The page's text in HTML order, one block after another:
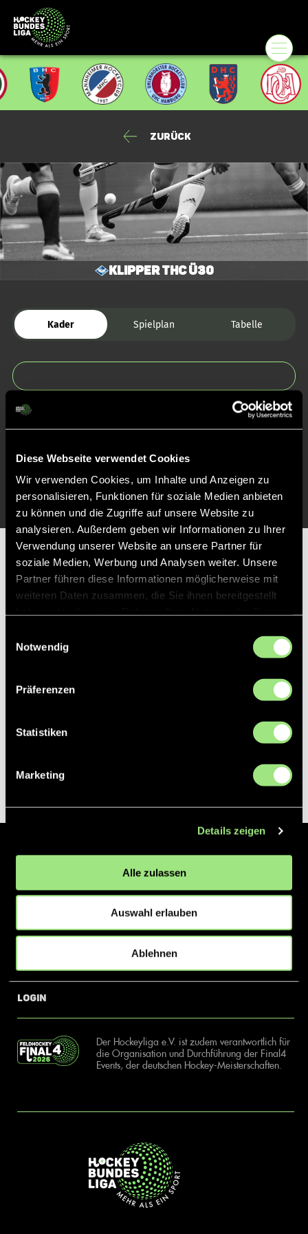
Diese Webseite verwendet Cookies
Wir verwenden Cookies, um Inhalte und Anzeigen zu
personalisieren, Funktionen für soziale Medien anbieten
zu können und die Zugriffe auf unsere Website zu
analysieren. Außerdem geben wir Informationen zu Ihrer
Verwendung unserer Website an unsere Partner für
soziale Medien, Werbung und Analysen weiter. Unsere
Partner führen diese Informationen möglicherweise mit
weiteren Daten zusammen, die Sie ihnen bereitgestellt
Notwendig
Präferenzen
Statistiken
Marketing
Details zeigen
Alle zulassen
Auswahl erlauben
Ablehnen
Zurück
Klipper THC Ü30
Kader Spielplan Tabelle
Partner
Der Hockeyliga e.V. ist verantwortlich für die Organisation und
der Halle. Insgesamt sind über 60 Vereine unter dem Dach der
Hockeyliga organisiert, sowohl im Herren als auch im Damen
News
Login
Kontakt
Der Hockeyliga e.V. ist zudem verantwortlich für
die Organisation und Durchführung der Final4
Events, der deutschen Hockey-Meisterschaften.